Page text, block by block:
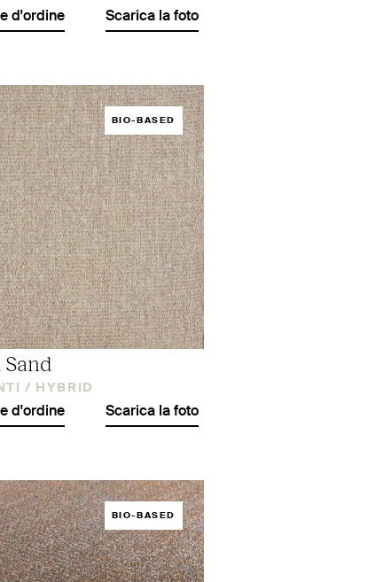
d'ordine Scarica la foto
BIO-BASED
/ HYBRID
d'ordine Scarica la foto
BIO-BASED